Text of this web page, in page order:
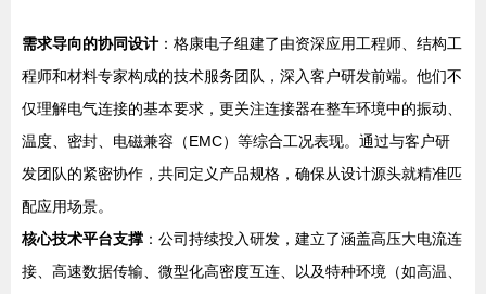
需求导向的协同设计 ：格康电子组建了由资深应用工程师、结构工
程师和材料专家构成的技术服务团队，深入客户研发前端。他们不
仅理解电气连接的基本要求，更关注连接器在整车环境中的振动、
温度、密封、电磁兼容（EMC）等综合工况表现。通过与客户研
发团队的紧密协作，共同定义产品规格，确保从设计源头就精准匹
配应用场景。
核心技术平台支撑 ：公司持续投入研发，建立了涵盖高压大电流连
接、高速数据传输、微型化高密度互连、以及特种环境（如高温、